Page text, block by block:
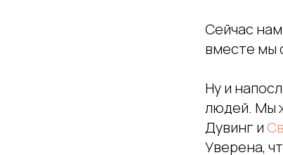
Сейчас
вместе мы
Ну и
людей. Мы
Дувинг и
Уверена,